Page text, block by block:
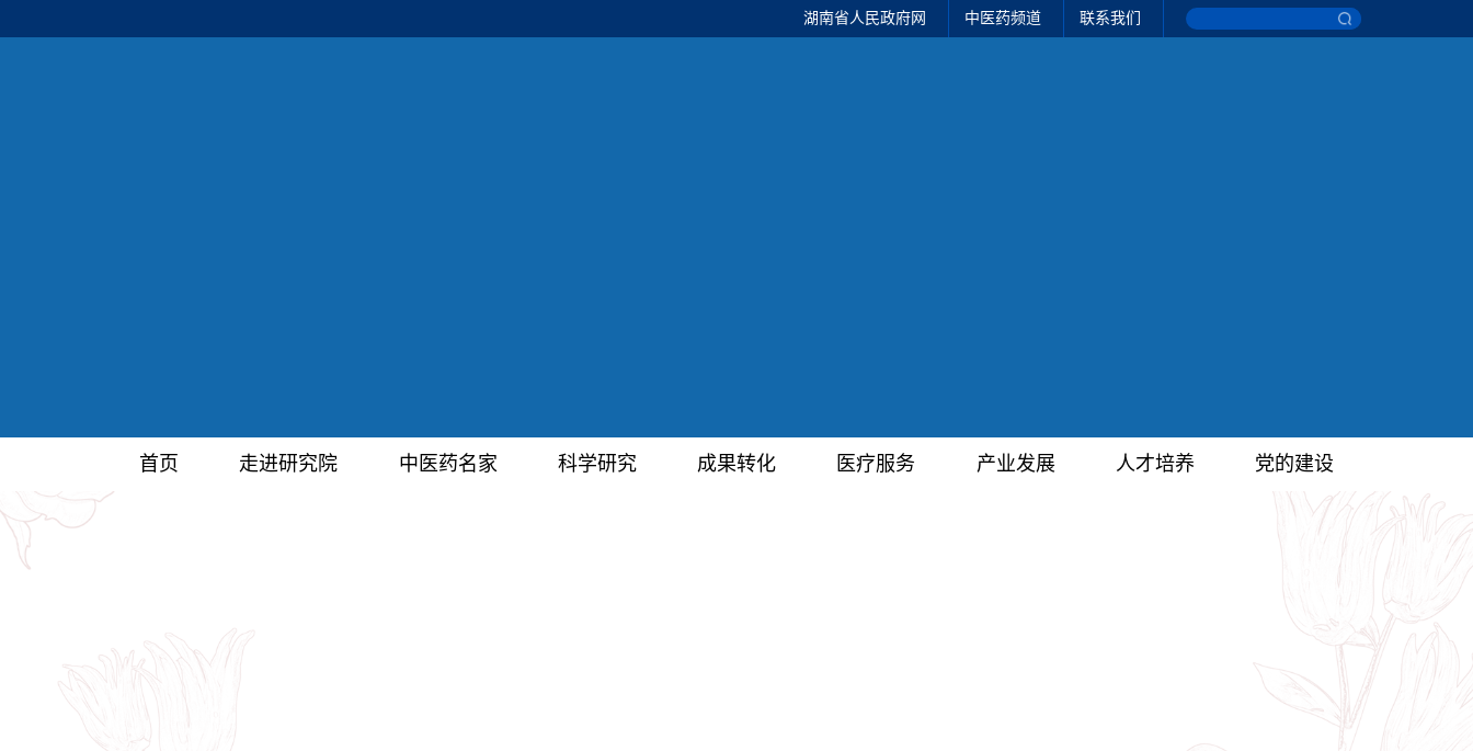
湖南省人民政府网 中医药频道 联系我们
首页 走进研究院 中医药名家 科学研究 成果转化 医疗服务 产业发展 人才培养 党的建设